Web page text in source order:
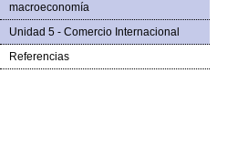
macroeconomía
Unidad 5 - Comercio Internacional
Referencias